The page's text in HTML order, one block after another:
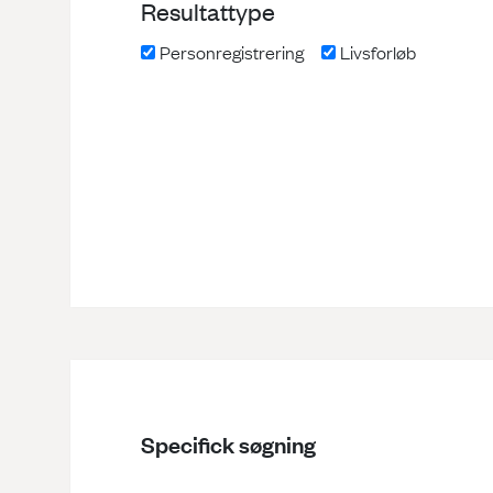
Resultattype
Personregistrering Livsforløb
Specifick søgning